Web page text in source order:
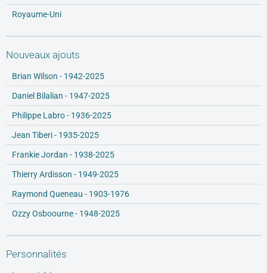
Royaume-Uni
Nouveaux ajouts
Brian Wilson - 1942-2025
Daniel Bilalian - 1947-2025
Philippe Labro - 1936-2025
Jean Tiberi - 1935-2025
Frankie Jordan - 1938-2025
Thierry Ardisson - 1949-2025
Raymond Queneau - 1903-1976
Ozzy Osboourne - 1948-2025
Personnalités